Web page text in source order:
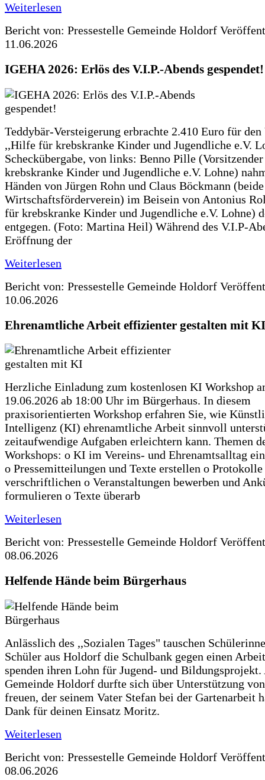
Weiterlesen
Bericht von: Pressestelle Gemeinde Holdorf
11.06.2026
IGEHA 2026: Erlös des V.I.P.-Abends gespendet!
Teddybär-Versteigerung erbrachte 2.410 Euro für den
,,Hilfe für krebskranke Kinder und Jugendliche e.V.
Scheckübergabe, von links: Benno Pille
krebskranke Kinder und Jugendliche e.V. Lohne)
Händen von Jürgen Rohn und Claus Böckmann
Wirtschaftsförderverein) im Beisein von Antonius
für krebskranke Kinder und Jugendliche e.V. Lohne)
entgegen. (Foto: Martina Heil) Während des V.I.P-
Eröffnung der
Weiterlesen
Bericht von: Pressestelle Gemeinde Holdorf
10.06.2026
Ehrenamtliche Arbeit effizienter gestalten mit KI
Herzliche Einladung zum kostenlosen KI Workshop
19.06.2026 ab 18:00 Uhr im Bürgerhaus. In diesem
praxisorientierten Workshop erfahren Sie, wie
Intelligenz (KI) ehrenamtliche Arbeit sinnvoll
zeitaufwendige Aufgaben erleichtern kann. Themen
Workshops: o KI im Vereins- und Ehrenamtsalltag
o Pressemitteilungen und Texte erstellen o
verschriftlichen o Veranstaltungen bewerben und
formulieren o Texte überarb
Weiterlesen
Bericht von: Pressestelle Gemeinde Holdorf
08.06.2026
Helfende Hände beim Bürgerhaus
Anlässlich des ,,Sozialen Tages" tauschen
Schüler aus Holdorf die Schulbank gegen einen
spenden ihren Lohn für Jugend- und Bildungsprojekt.
Gemeinde Holdorf durfte sich über Unterstützung
freuen, der seinem Vater Stefan bei der Gartenarbeit
Dank für deinen Einsatz Moritz.
Weiterlesen
Bericht von: Pressestelle Gemeinde Holdorf
08.06.2026